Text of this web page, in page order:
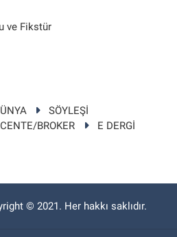
ve Fikstür
SÖYLEŞİ
BROKER
E DERGİ
© 2021. Her hakkı saklıdır.